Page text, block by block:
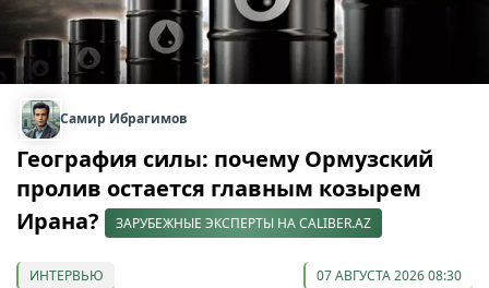
Самир Ибрагимов
География силы: почему Ормузский
пролив остается главным козырем
Ирана?
ЗАРУБЕЖНЫЕ ЭКСПЕРТЫ НА CALIBER.AZ
ИНТЕРВЬЮ 07 АВГУСТА 2026 08:30